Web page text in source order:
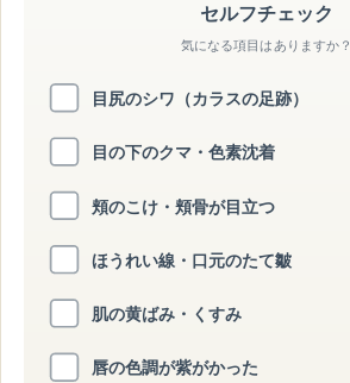
セルフチェック
気になる項目はありますか？
目尻のシワ（カラスの足跡）
目の下のクマ・色素沈着
頬のこけ・頬骨が目立つ
ほうれい線・口元のたて皺
肌の黄ばみ・くすみ
唇の色調が紫がかった